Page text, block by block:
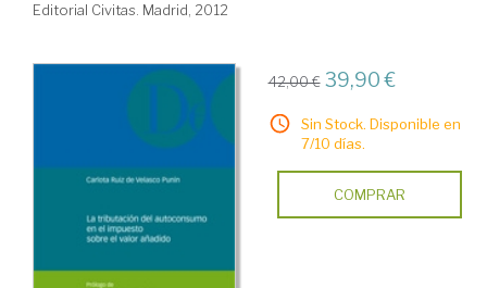
Editorial Civitas. Madrid, 2012
42,00 € 39,90 €
Sin Stock. Disponible en
7/10 días.
COMPRAR